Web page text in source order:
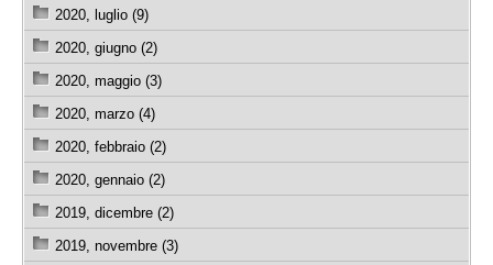
2020, luglio (9)
2020, giugno (2)
2020, maggio (3)
2020, marzo (4)
2020, febbraio (2)
2020, gennaio (2)
2019, dicembre (2)
2019, novembre (3)